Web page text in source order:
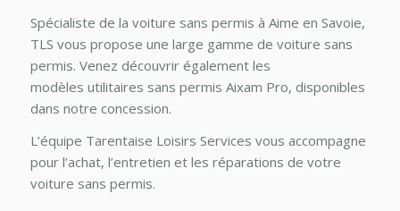
Spécialiste de la voiture sans permis à Aime en Savoie,
TLS vous propose une large gamme de voiture sans
permis. Venez découvrir également les
modèles utilitaires sans permis Aixam Pro, disponibles
dans notre concession.
L’équipe Tarentaise Loisirs Services vous accompagne
pour l’achat, l’entretien et les réparations de votre
voiture sans permis.